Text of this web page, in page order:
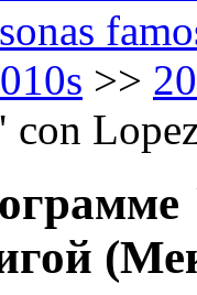
>>
con